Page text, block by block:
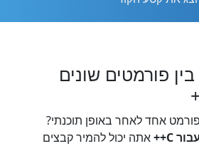
פורמטים שונים
אחד לאחר באופן תוכנתי?
אתה יכול להמיר קבצים